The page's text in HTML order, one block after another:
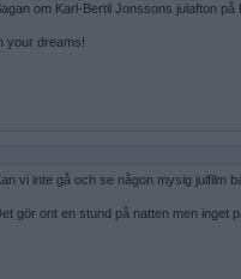
om Karl-Bertil Jonssons julafton på
your dreams!
vi inte gå och se någon mysig julfilm
gör ont en stund på natten men inget